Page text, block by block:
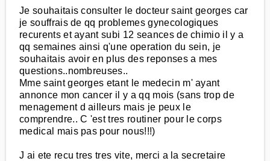
Je souhaitais consulter le docteur saint georges car
je souffrais de qq problemes gynecologiques
recurents et ayant subi 12 seances de chimio il y a
qq semaines ainsi q'une operation du sein, je
souhaitais avoir en plus des reponses a mes
questions..nombreuses..
Mme saint georges etant le medecin m' ayant
annonce mon cancer il y a qq mois (sans trop de
menagement d ailleurs mais je peux le
comprendre.. C 'est tres routiner pour le corps
medical mais pas pour nous!!!)
J ai ete recu tres tres vite, merci a la secretaire